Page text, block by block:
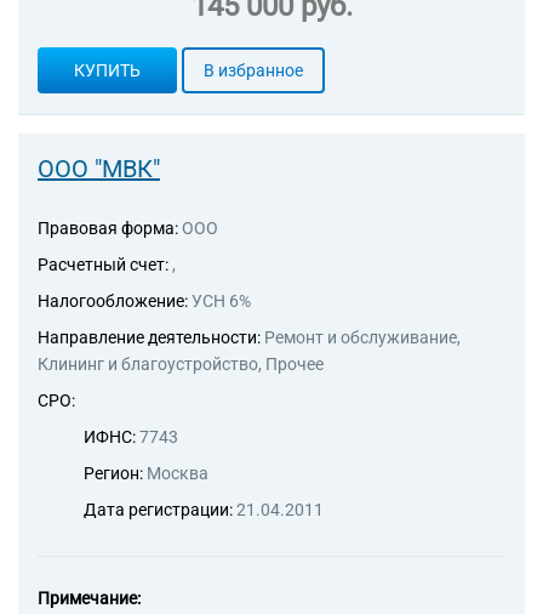
прочими бытовыми товарами
компьютерами,
периферийными
устройствами к компьютерам
в неспециализированных
магазинах
магазинах
КУПИТЬ В избранное
ООО "МВК"
Правовая форма: ООО
Расчетный счет: ,
Налогообложение:УСН 6%
Направление деятельности: Ремонт и обслуживание,
Клининг и благоустройство, Прочее
СРО:
ИФНС:7743
Регион: Москва
Дата регистрации:21.04.2011
Примечание: